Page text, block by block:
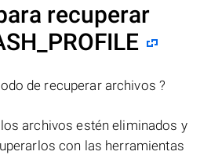
recuperar
de recuperar archivos ?
archivos estén eliminados y
con las herramientas